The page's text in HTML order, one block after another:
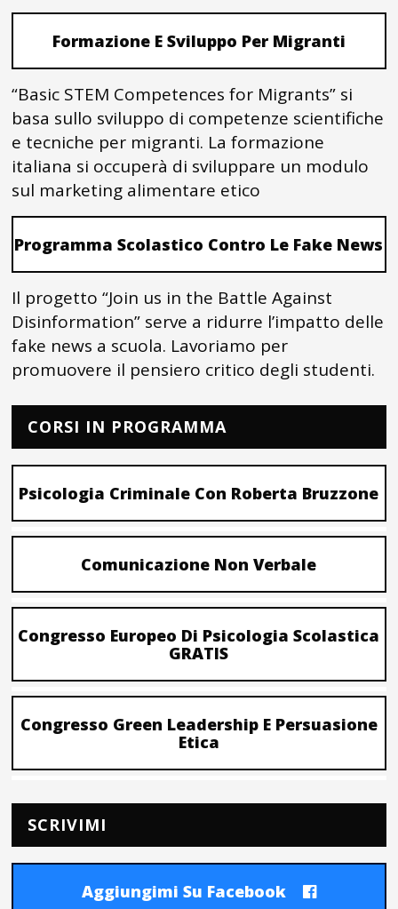
Formazione E Sviluppo Per Migranti
“Basic STEM Competences for Migrants” si
basa sullo sviluppo di competenze scientifiche
e tecniche per migranti. La formazione
italiana si occuperà di sviluppare un modulo
sul marketing alimentare etico
Programma Scolastico Contro Le Fake News
Il progetto “Join us in the Battle Against
Disinformation” serve a ridurre l’impatto delle
fake news a scuola. Lavoriamo per
promuovere il pensiero critico degli studenti.
CORSI IN PROGRAMMA
Psicologia Criminale Con Roberta Bruzzone
Comunicazione Non Verbale
Congresso Europeo Di Psicologia Scolastica
GRATIS
Congresso Green Leadership E Persuasione
Etica
SCRIVIMI
Aggiungimi Su Facebook